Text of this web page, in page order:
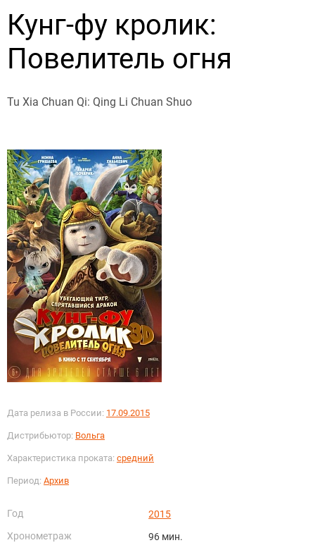
Кунг-фу кролик:
Повелитель огня
Tu Xia Chuan Qi: Qing Li Chuan Shuo
Дата релиза в России: 17.09.2015
Дистрибьютор: Вольга
Характеристика проката: средний
Период: Архив
Год
2015
Хронометраж
96 мин.